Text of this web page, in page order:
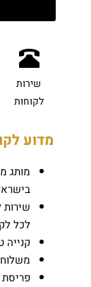
שירות
לקוחות
מדוע
מותג
שירות
לכל
קנייה